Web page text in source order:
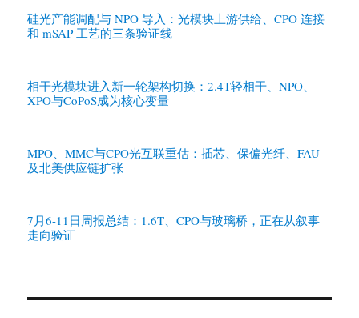
硅光产能调配与 NPO 导入：光模块上游供给、CPO 连接
和 mSAP 工艺的三条验证线
相干光模块进入新一轮架构切换：2.4T轻相干、NPO、
XPO与CoPoS成为核心变量
MPO、MMC与CPO光互联重估：插芯、保偏光纤、FAU
及北美供应链扩张
7月6-11日周报总结：1.6T、CPO与玻璃桥，正在从叙事
走向验证